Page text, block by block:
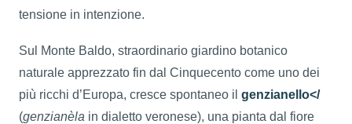
tensione in intenzione.
Sul Monte Baldo, straordinario giardino botanico
naturale apprezzato fin dal Cinquecento come uno dei
più ricchi d’Europa, cresce spontaneo il genzianello</
(genzianèla in dialetto veronese), una pianta dal fiore